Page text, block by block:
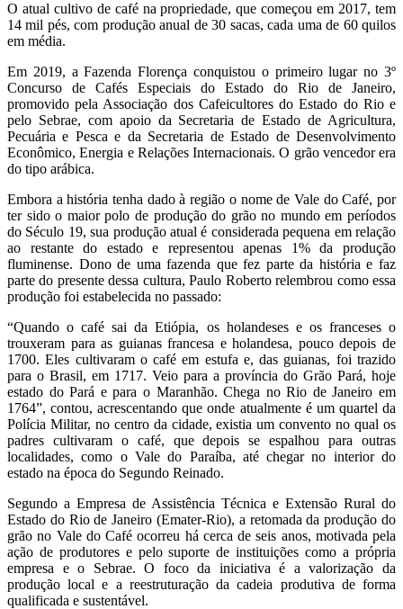
O atual cultivo de café na propriedade, que começou em 2017, tem
14 mil pés, com produção anual de 30 sacas, cada uma de 60 quilos
em média.
Em 2019, a Fazenda Florença conquistou o primeiro lugar no 3º
Concurso de Cafés Especiais do Estado do Rio de Janeiro,
promovido pela Associação dos Cafeicultores do Estado do Rio e
pelo Sebrae, com apoio da Secretaria de Estado de Agricultura,
Pecuária e Pesca e da Secretaria de Estado de Desenvolvimento
Econômico, Energia e Relações Internacionais. O grão vencedor era
do tipo arábica.
Embora a história tenha dado à região o nome de Vale do Café, por
ter sido o maior polo de produção do grão no mundo em períodos
do Século 19, sua produção atual é considerada pequena em relação
ao restante do estado e representou apenas 1% da produção
fluminense. Dono de uma fazenda que fez parte da história e faz
parte do presente dessa cultura, Paulo Roberto relembrou como essa
produção foi estabelecida no passado:
“Quando o café sai da Etiópia, os holandeses e os franceses o
trouxeram para as guianas francesa e holandesa, pouco depois de
1700. Eles cultivaram o café em estufa e, das guianas, foi trazido
para o Brasil, em 1717. Veio para a província do Grão Pará, hoje
estado do Pará e para o Maranhão. Chega no Rio de Janeiro em
1764”, contou, acrescentando que onde atualmente é um quartel da
Polícia Militar, no centro da cidade, existia um convento no qual os
padres cultivaram o café, que depois se espalhou para outras
localidades, como o Vale do Paraíba, até chegar no interior do
estado na época do Segundo Reinado.
Segundo a Empresa de Assistência Técnica e Extensão Rural do
Estado do Rio de Janeiro (Emater-Rio), a retomada da produção do
grão no Vale do Café ocorreu há cerca de seis anos, motivada pela
ação de produtores e pelo suporte de instituições como a própria
empresa e o Sebrae. O foco da iniciativa é a valorização da
produção local e a reestruturação da cadeia produtiva de forma
qualificada e sustentável.